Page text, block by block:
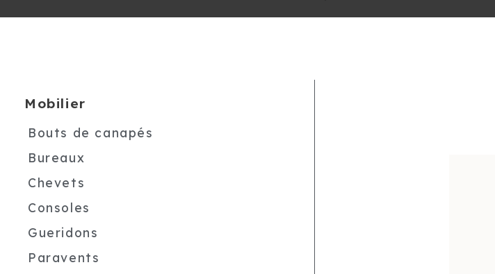
Mobilier
Bouts de canapés
Bureaux
Chevets
Consoles
Gueridons
Paravents